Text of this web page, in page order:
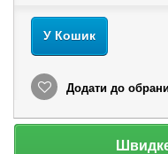
У Кошик
Додати до